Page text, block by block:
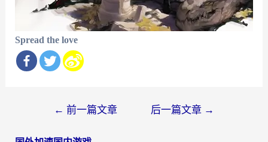
Spread the love
← 前一篇文章 后一篇文章 →